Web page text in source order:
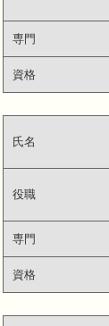
専門
資格
氏名
役職
専門
資格